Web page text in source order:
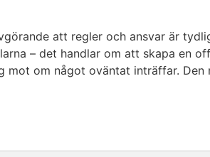
att regler och ansvar är
– det handlar om att skapa en
mot om något oväntat inträffar. Den